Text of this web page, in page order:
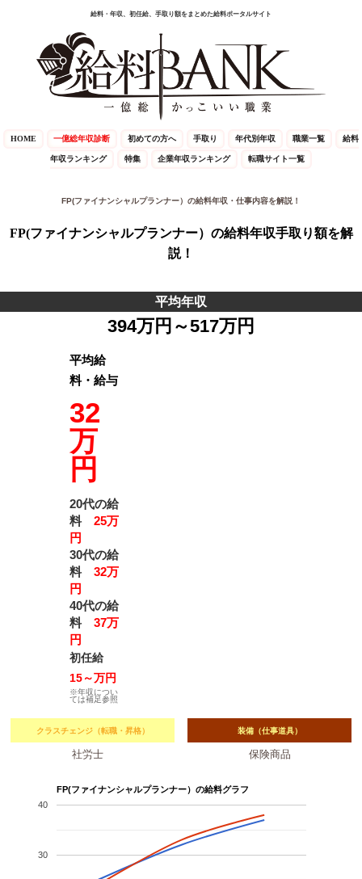
給料・年収、初任給、手取り額をまとめた給料ポータルサイト
HOME 一億総年収診断 初めての方へ 手取り 年代別年収 職業一覧 給料
年収ランキング 特集 企業年収ランキング 転職サイト一覧
FP(ファイナンシャルプランナー）の給料年収・仕事内容を解説！
FP(ファイナンシャルプランナー）の給料年収手取り額を解
説！
平均年収
394万円～517万円
平均給
料・給与
32
万
円
20代の給
料25万
円
30代の給
料32万
円
40代の給
料37万
円
初任給
15～万円
※年収につい
ては補足参照
クラスチェンジ（転職・昇格）
社労士
装備（仕事道具）
保険商品
FP(ファイナンシャルプランナー）の給料グラフ
30
40